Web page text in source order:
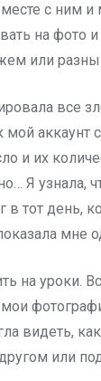
с ним и
на фото
или
все
мой аккаунт
и их
Я узнала,
в тот день,
мне
на уроки.
видеть,
или